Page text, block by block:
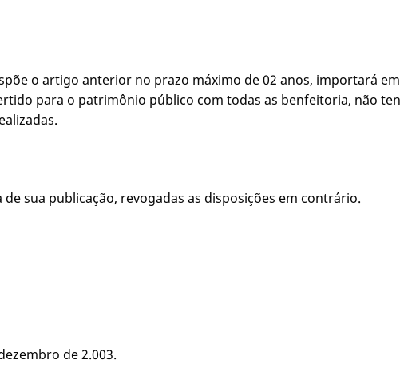
o artigo anterior no prazo máximo de 02 anos, importará
para o patrimônio público com todas as benfeitoria, não
sua publicação, revogadas as disposições em contrário.
de 2.003.